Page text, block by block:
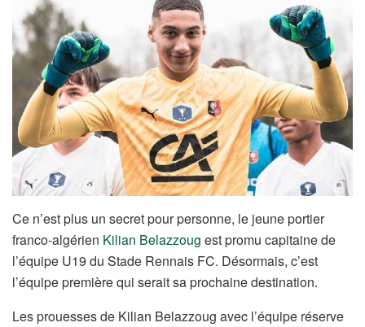
Ce n’est plus un secret pour personne, le jeune portier
franco-algérien Kilian Belazzoug est promu capitaine de
l’équipe U19 du Stade Rennais FC. Désormais, c’est
l’équipe première qui serait sa prochaine destination.
Les prouesses de Kilian Belazzoug avec l’équipe réserve